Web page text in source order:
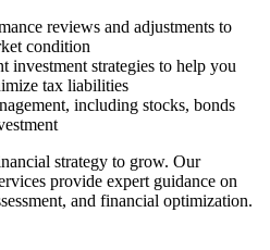
reviews and adjustments to
condition
investment strategies to help you
tax liabilities
including stocks, bonds
strategy to grow. Our
provide expert guidance on
and financial optimization.